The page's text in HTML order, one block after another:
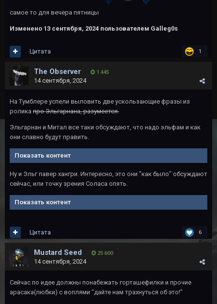
самое то для вечера пятницы
Изменено 13 сентября, 2024 пользователем Galleg0s
1
Цитата
The Observer 1 445
14 сентября, 2024
На Тумблере успели выловить две ускользающие фразы из
ролика про Эльгарнана, разумеется.
Эльгарнан и Митал все таки обсуждают, что надо эльфам и как
они славно будут править.
Показать контент
Ну и Эльг павер хангри. Интересно, это они "как было" обсуждают
сейчас, или точку зрения Соласа опять.
Показать контент
6
Цитата
Mustard Seed 25 600
14 сентября, 2024
Сейчас по идее должны понабежать горташефилки и прочие
арасака(любки) с воплями "дайте нам трахнуться об это!"